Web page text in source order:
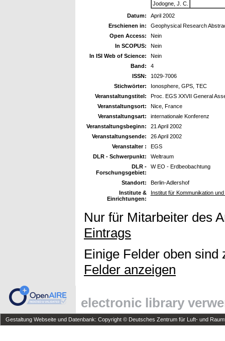
Jodogne, J. C.
Datum:
April 2002
Erschienen in:
Geophysical Research
Open Access:
Nein
In SCOPUS:
Nein
In ISI Web of Science:
Nein
Band:
4
ISSN:
1029-7006
Stichwörter:
Ionosphere, GPS, TEC
Veranstaltungstitel:
Proc. EGS XXVII General
Veranstaltungsort:
Nice, France
Veranstaltungsart:
internationale Konferenz
Veranstaltungsbeginn:
21 April 2002
Veranstaltungsende:
26 April 2002
Veranstalter :
EGS
DLR - Schwerpunkt:
Weltraum
DLR -
Forschungsgebiet:
W EO - Erdbeobachtung
Standort:
Berlin-Adlershof
Institute &
Einrichtungen:
Institut für Kommunikation
Nur für Mitarbeiter des
Eintrags
Einige Felder oben
Felder anzeigen
electronic library
Gestaltung Webseite und Datenbank: Copyright © Deutsches Zentrum für Luft- und